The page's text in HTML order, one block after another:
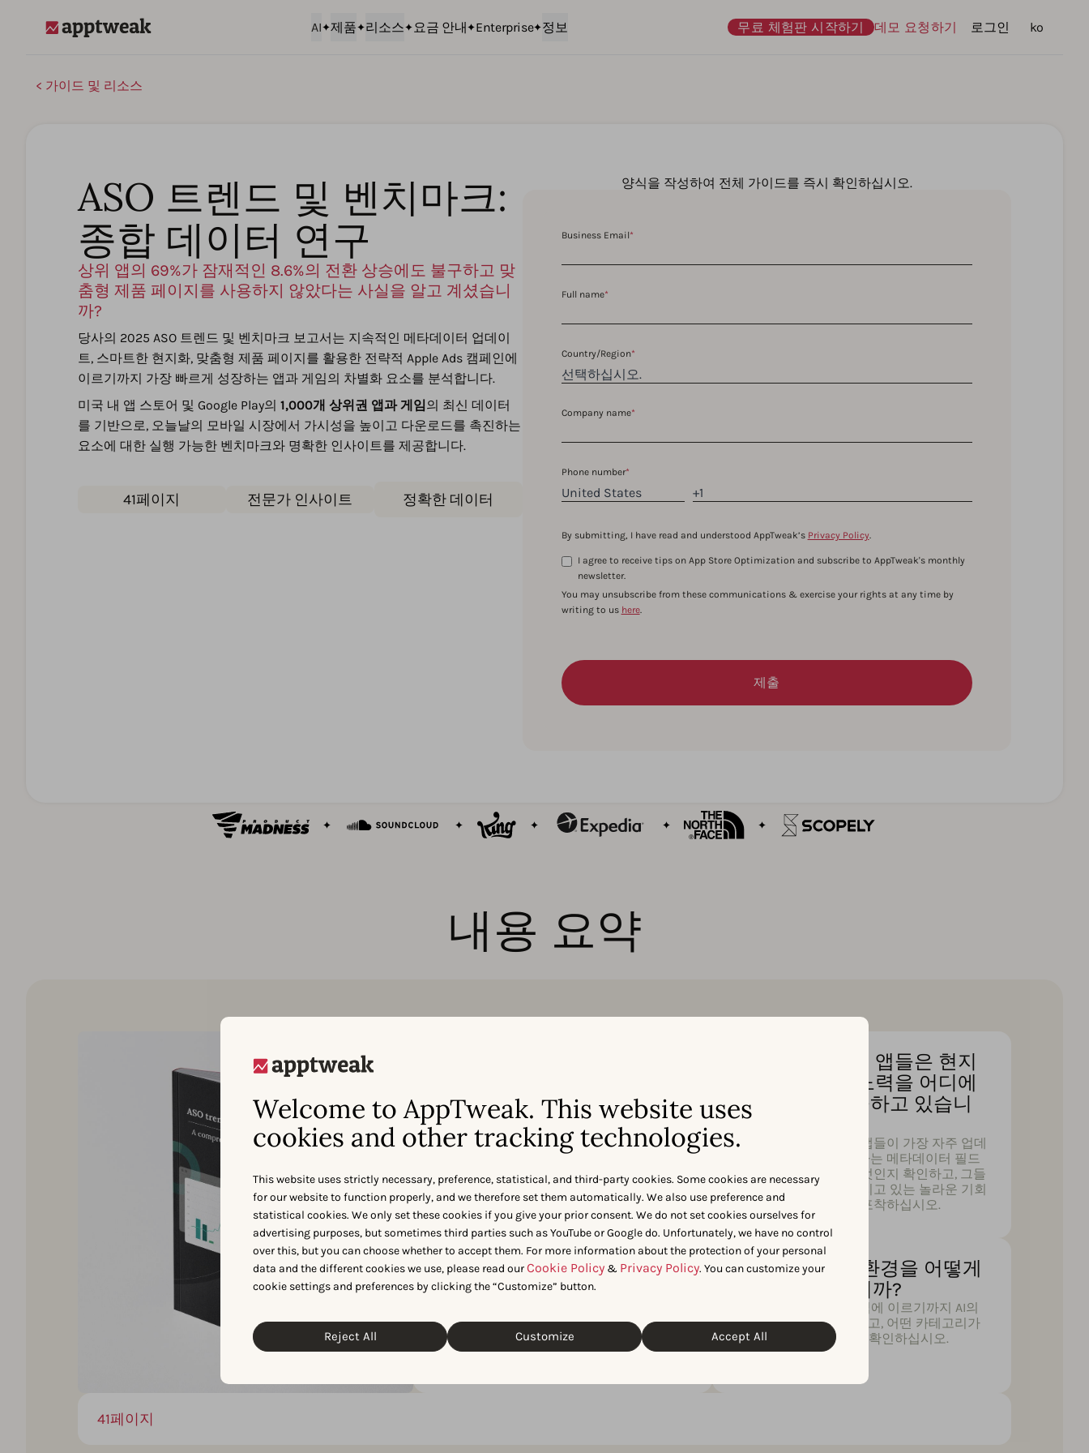
Welcome to AppTweak. This website uses
cookies and other tracking technologies.
This website uses strictly necessary, preference, statistical, and third-party cookies. Some cookies are necessary
for our website to function properly, and we therefore set them automatically. We also use preference and
statistical cookies. We only set these cookies if you give your prior consent. We do not set cookies ourselves for
advertising purposes, but sometimes third parties such as YouTube or Google do. Unfortunately, we have no control
over this, but you can choose whether to accept them. For more information about the protection of your personal
data and the different cookies we use, please read ourCookie Policy & Privacy Policy. You can customize your
cookie settings and preferences by clicking the “Customize” button.
Reject All Customize Accept All
AI 제품 리소스 요금 안내 Enterprise 정보 무료 체험판 시작하기 데모 요청하기 로그인 언어
ko
가이드 및 리소스
ASO 트렌드 및 벤치마크:
종합 데이터 연구
상위 앱의 69%가 잠재적인 8.6%의 전환 상승에도 불구하고 맞
춤형 제품 페이지를 사용하지 않았다는 사실을 알고 계셨습니
까?
당사의 2025 ASO 트렌드 및 벤치마크 보고서는 지속적인 메타데이터 업데이
트, 스마트한 현지화, 맞춤형 제품 페이지를 활용한 전략적 Apple Ads 캠페인에
이르기까지 가장 빠르게 성장하는 앱과 게임의 차별화 요소를 분석합니다.
미국 내 앱 스토어 및 Google Play의 1,000개 상위권 앱과 게임의 최신 데이터
를 기반으로, 오늘날의 모바일 시장에서 가시성을 높이고 다운로드를 촉진하는
요소에 대한 실행 가능한 벤치마크와 명확한 인사이트를 제공합니다.
41페이지 전문가 인사이트 정확한 데이터
양식을 작성하여 전체 가이드를 즉시 확인하십시오.
Business Email*
Full name*
Country/Region*
Company name*
Phone number*
By submitting, I have read and understood AppTweak’s Privacy Policy.
I agree to receive tips on App Store Optimization and subscribe to AppTweak's monthly
newsletter.
You may unsubscribe from these communications & exercise your rights at any time by
writing to us here.
내용 요약
업데이트합니까?
주요 앱과 게임이 실제로 스
크린샷, 아이콘 및 설명을 얼
마나 자주 갱신하는지, 그리
중요한지 알아보십시오.
가시성 증가로 이
어집니까?
앱 스토어 평점이 키워드 순
위, 피처링 및 설치와 어떻게
직접 연결되는지 알아보십
시오.
상위 앱들은 현지
화 노력을 어디에
집중하고 있습니
상위 앱들이 가장 자주 업데
이트하는 메타데이터 필드
가 무엇인지 확인하고, 그들
이 놓치고 있는 놀라운 기회
들을 포착하십시오.
Apple Ads에서 맞춤형 제품 페
이지의 실제 영향은 무엇입니
캠페인 유형별로 맞춤형 제품 페이지가 전환
을 얼마나 높이는지, 그리고 어떤 국가에서 이
AI는 앱 스토어 환경을 어떻게
재편하고 있습니까?
초기 기대부터 주류 도입에 이르기까지 AI의
폭발적인 성장을 살펴보고, 어떤 카테고리가
AI에 의해 점유되었는지 확인하십시오.
41페이지